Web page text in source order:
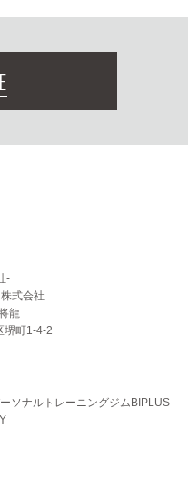
-
式会社
龍
堺町1-4-2
ソナルトレーニングジムBIPLUS